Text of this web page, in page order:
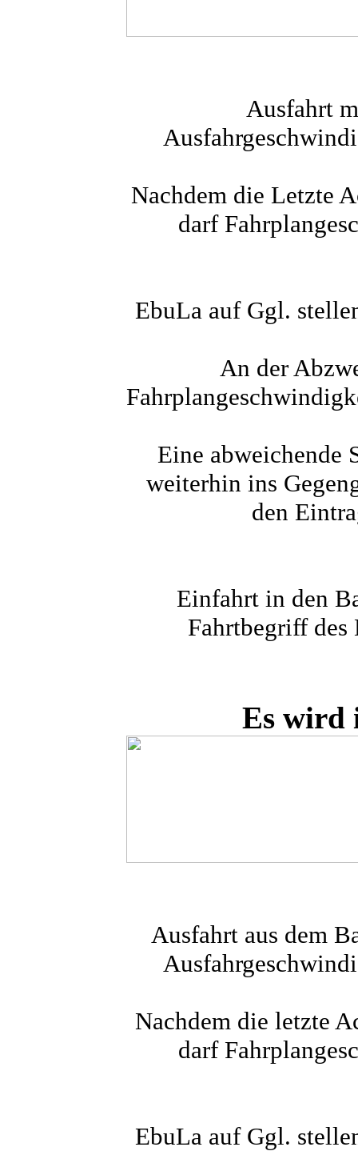
Ausfahrt
Nachdem die Letzte
darf
EbuLa auf Ggl.
An der
Eine abweichende
weiterhin ins
den
Einfahrt in den
Fahrtbegriff des
Es wird
Ausfahrt aus dem
Nachdem die letzte
darf
EbuLa auf Ggl.